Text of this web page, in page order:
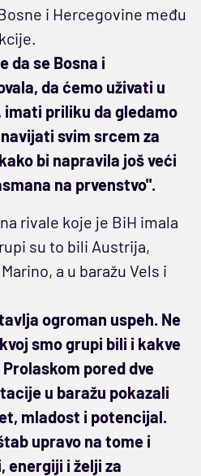
i Hercegovine među
da se Bosna i
da ćemo uživati u
priliku da gledamo
svim srcem za
bi napravila još veći
na prvenstvo".
na rivale koje je BiH imala
su to bili Austrija,
a u baražu Vels i
ogroman uspeh. Ne
smo grupi bili i kakve
pored dve
u baražu pokazali
mladost i potencijal.
upravo na tome i
energiji i želji za